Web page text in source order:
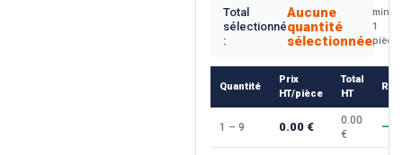
Total
sélectionné
:
Aucune
quantité
sélectionnée
min.
1
pièce
Quantité
Prix
HT/pièce
Total
HT
1 – 9 0.00 €
0.00
€
—